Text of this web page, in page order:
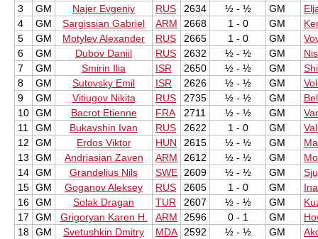
3
GM Najer Evgeniy RUS 2634 ½ - ½ GM
4
GM Sargissian Gabriel ARM 2668 1 - 0 GM
5
GM Motylev Alexander RUS 2665 1 - 0 GM
6
GM Dubov Daniil RUS 2632 ½ - ½ GM
7
GM Smirin Ilia ISR 2650 ½ - ½ GM
8
GM Sutovsky Emil ISR 2626 ½ - ½ GM
9
GM Vitiugov Nikita RUS 2735 ½ - ½ GM
10 GM Bacrot Etienne FRA 2711 ½ - ½ GM
11
GM Bukavshin Ivan RUS 2622 1 - 0 GM
12
GM Erdos Viktor HUN 2615 ½ - ½ GM
13
GM Andriasian Zaven ARM 2612 ½ - ½ GM
14 GM Grandelius Nils SWE 2609 ½ - ½ GM
15 GM Goganov Aleksey RUS 2605 1 - 0 GM
16 GM Solak Dragan TUR 2607 ½ - ½ GM
17
GM Grigoryan Karen H. ARM 2596 0 - 1 GM
18 GM Svetushkin Dmitry MDA 2592 ½ - ½ GM